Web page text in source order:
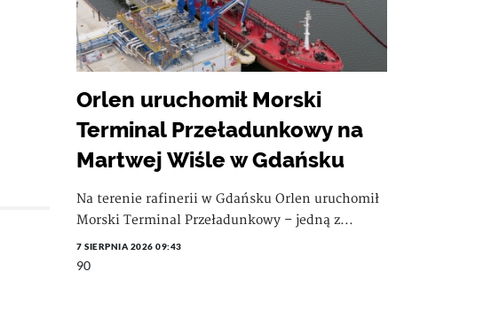
Orlen uruchomił Morski
Terminal Przeładunkowy na
Martwej Wiśle w Gdańsku
Na terenie rafinerii w Gdańsku Orlen uruchomił
Morski Terminal Przeładunkowy – jedną z...
7 SIERPNIA 2026 09:43
90